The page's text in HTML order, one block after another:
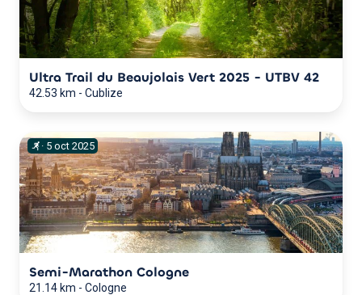
Ultra Trail du Beaujolais Vert 2025 - UTBV 42
42.53 km - Cublize
· 5 oct 2025
Semi-Marathon Cologne
21.14 km - Cologne